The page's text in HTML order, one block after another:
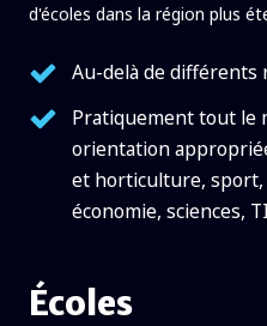
d'écoles dans la région plus
Au-delà de différents
Pratiquement tout le
orientation
et horticulture,
économie, sciences,
Écoles